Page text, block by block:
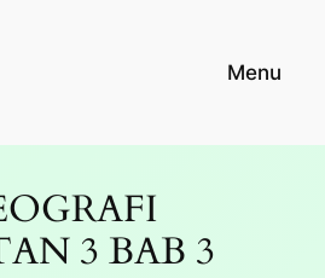
Menu
3 BAB 3